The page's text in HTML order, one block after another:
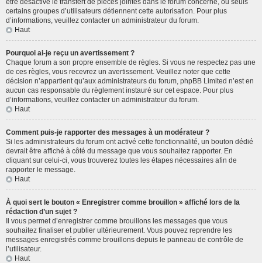
être désactivé le transfert de pièces jointes dans le forum concerné, ou seuls
certains groupes d’utilisateurs détiennent cette autorisation. Pour plus
d’informations, veuillez contacter un administrateur du forum.
Haut
Pourquoi ai-je reçu un avertissement ?
Chaque forum a son propre ensemble de règles. Si vous ne respectez pas une
de ces règles, vous recevrez un avertissement. Veuillez noter que cette
décision n’appartient qu’aux administrateurs du forum, phpBB Limited n’est en
aucun cas responsable du règlement instauré sur cet espace. Pour plus
d’informations, veuillez contacter un administrateur du forum.
Haut
Comment puis-je rapporter des messages à un modérateur ?
Si les administrateurs du forum ont activé cette fonctionnalité, un bouton dédié
devrait être affiché à côté du message que vous souhaitez rapporter. En
cliquant sur celui-ci, vous trouverez toutes les étapes nécessaires afin de
rapporter le message.
Haut
À quoi sert le bouton « Enregistrer comme brouillon » affiché lors de la
rédaction d’un sujet ?
Il vous permet d’enregistrer comme brouillons les messages que vous
souhaitez finaliser et publier ultérieurement. Vous pouvez reprendre les
messages enregistrés comme brouillons depuis le panneau de contrôle de
l’utilisateur.
Haut